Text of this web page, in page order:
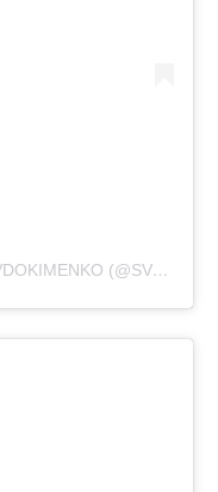
A POST SHARED BY SVETLANA EVDOKIMENKO (@SVETIKA)